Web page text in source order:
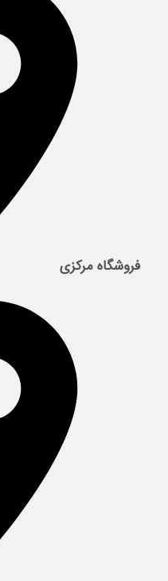
فروشگاه مرکزی